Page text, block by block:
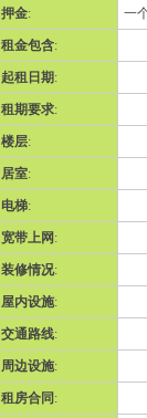
押金: 一
租金包含:
起租日期:
租期要求:
楼层:
居室:
电梯:
宽带上网 :
装修情况:
屋内设施:
交通路线:
周边设施:
租房合同 :